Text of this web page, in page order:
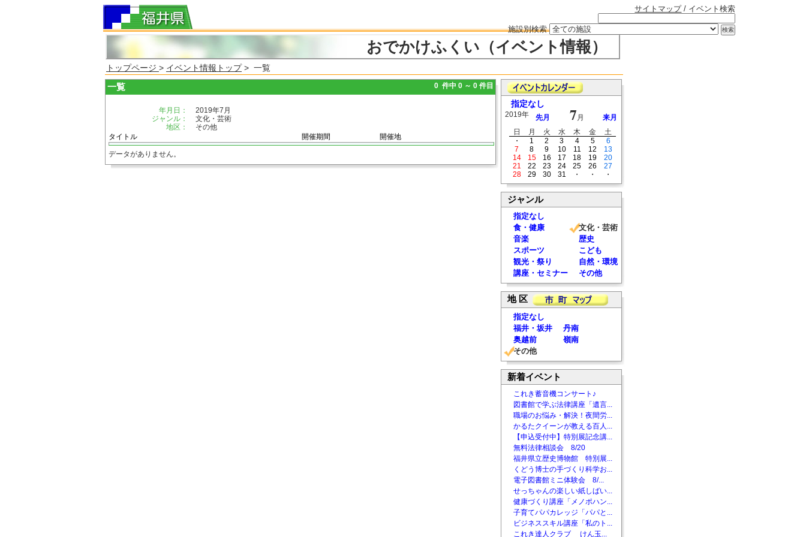
サイトマップ/ イベント検索
施設別検索
おでかけふくい（イベント情報）
トップページ > イベント情報トップ> 一覧
一覧 0 件中 0 ～ 0 件目
年月日：
2019年7月
ジャンル：
文化・芸術
地区：
その他
タイトル
開催期間 開催地
データがありません。
指定なし
2019年 先月 7 月
来月
日
月 火 水 木 金
土
・
1 2 3 4 5
6
7
8 9 10 11 12
13
14
15 16 17 18 19
20
21
22 23 24 25 26
27
28
29 30 31 ・ ・ ・
ジャンル
指定なし
食・健康
文化・芸術
音楽
歴史
スポーツ
こども
観光・祭り
自然・環境
講座・セミナー
その他
地 区
指定なし
福井・坂井
丹南
奥越前
嶺南
その他
新着イベント
これき蓄音機コンサート♪
図書館で学ぶ法律講座「遺言...
職場のお悩み・解決！夜間労...
かるたクイーンが教える百人...
【申込受付中】特別展記念講...
無料法律相談会 8/20
福井県立歴史博物館 特別展...
くどう博士の手づくり科学お...
電子図書館ミニ体験会 8/...
せっちゃんの楽しい紙しばい...
健康づくり講座「メノポハン...
子育てパパカレッジ「パパと...
ビジネススキル講座「私のト...
これき達人クラブ けん玉...